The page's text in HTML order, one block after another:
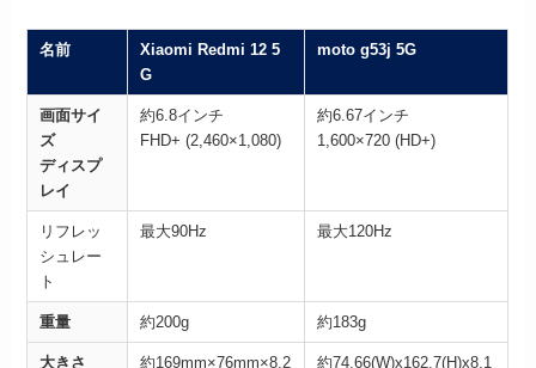
名前
Xiaomi Redmi 12 5
G
moto g53j 5G
画面サイ
ズ
ディスプ
レイ
約6.8インチ
FHD+ (2,460×1,080)
約6.67インチ
1,600×720 (HD+)
リフレッ
シュレー
ト
最大90Hz 最大120Hz
重量 約200g 約183g
大きさ
約169mm×76mm×8.2
約74.66(W)x162.7(H)x8.1